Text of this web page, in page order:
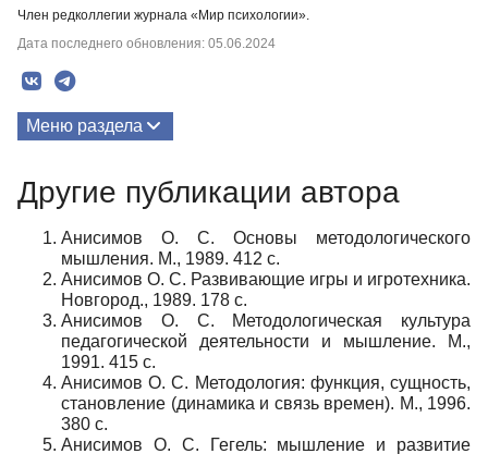
Член редколлегии журнала «Мир психологии».
Дата последнего обновления: 05.06.2024
Меню раздела
Биография
Другие публикации автора
Анисимов О. С. Основы методологического
мышления. М., 1989. 412 с.
Анисимов О. С. Развивающие игры и игротехника.
Новгород., 1989. 178 с.
Анисимов О. С. Методологическая культура
педагогической деятельности и мышление. М.,
1991. 415 с.
Анисимов О. С. Методология: функция, сущность,
становление (динамика и связь времен). М., 1996.
380 с.
Анисимов О. С. Гегель: мышление и развитие